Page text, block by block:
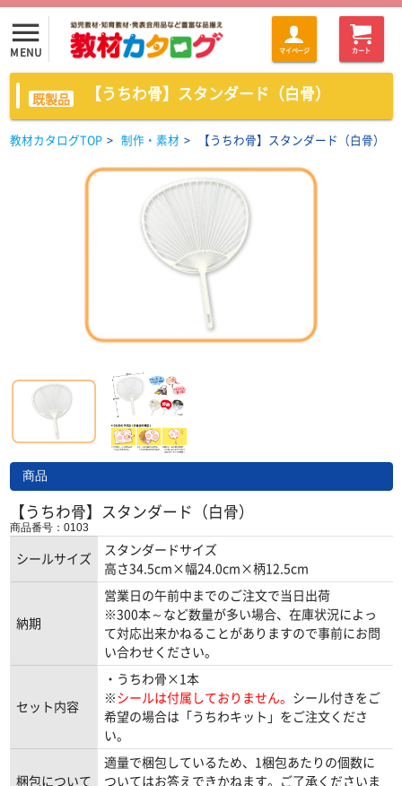
menu
MENU マイページ カート
既製品 【うちわ骨】スタンダード（白骨）
教材カタログTOP > 制作・素材 > 【うちわ骨】スタンダード（白骨）
商品
【うちわ骨】スタンダード（白骨）
商品番号：0103
シールサイズ
スタンダードサイズ
高さ34.5cm×幅24.0cm×柄12.5cm
納期
営業日の午前中までのご注文で当日出荷
※300本～など数量が多い場合、在庫状況によっ
て対応出来かねることがありますので事前にお問
い合わせください。
セット内容
・うちわ骨×1本
※シールは付属しておりません。 シール付きをご
希望の場合は「うちわキット」をご注文くださ
い。
梱包について
適量で梱包しているため、1梱包あたりの個数に
ついてはお答えできかねます。ご了承くださいま